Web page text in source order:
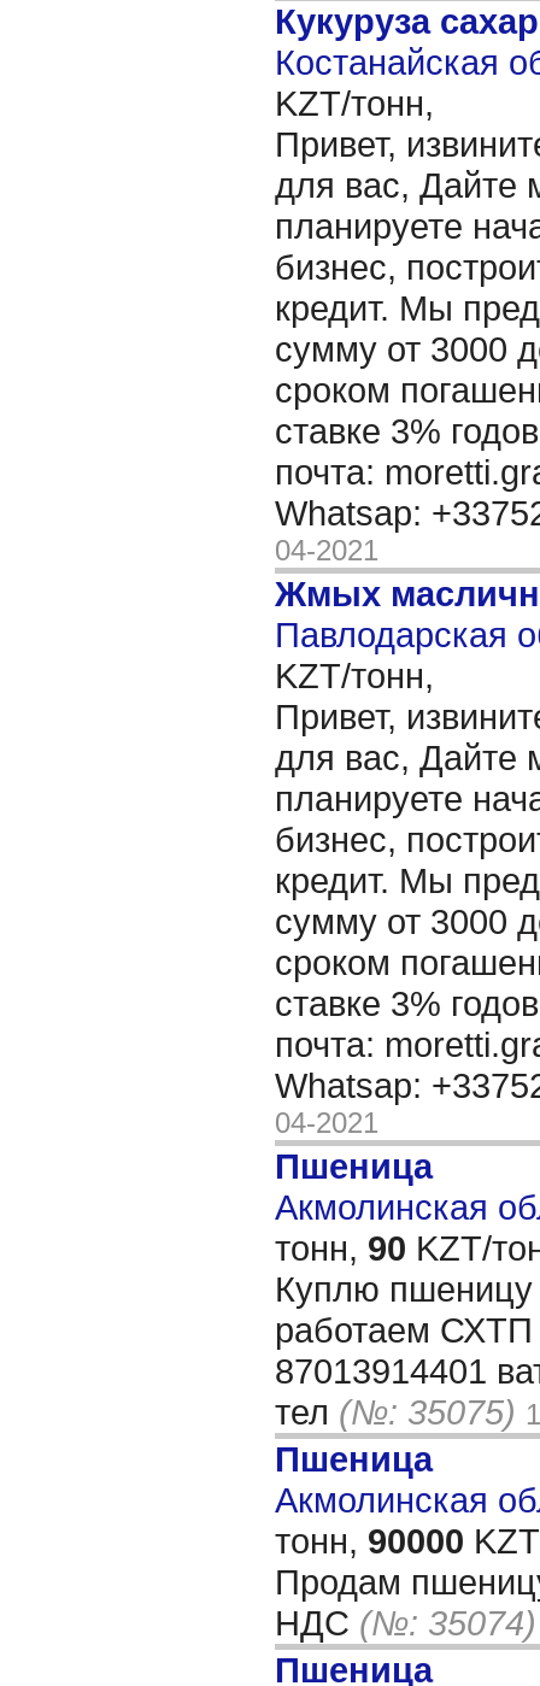
Кукуруза
Костанайская
KZT/тонн,
Привет,
для вас, Дайте
планируете
бизнес,
кредит. Мы
сумму от 3000
сроком
ставке 3%
почта:
Whatsap:
04-2021
Жмых
Павлодарская
KZT/тонн,
Привет,
для вас, Дайте
планируете
бизнес,
кредит. Мы
сумму от 3000
сроком
ставке 3%
почта:
Whatsap:
04-2021
Пшеница
Акмолинская
тонн, 90 KZT/
Куплю
работаем
87013914401
тел (№: 35075)
Пшеница
Акмолинская
тонн, 90000
Продам
НДС (№: 35074)
Пшеница